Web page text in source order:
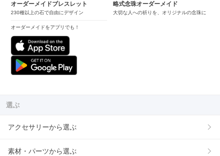
オーダーメイドブレスレット
230種以上の石で自由にデザイン
オーダーメイドをアプリでも！
略式念珠オーダーメイド
大切な人への祈りを、オリジナルの念珠に
選ぶ
アクセサリーから選ぶ
素材・パーツから選ぶ